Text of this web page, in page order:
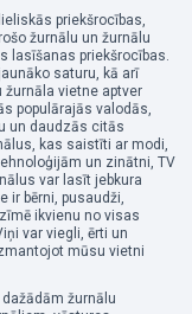
priekšrocības,
žurnālu un žurnālu
lasīšanas priekšrocības.
saturu, kā arī
vietne aptver
populārajās valodās,
un daudzās citās
kas saistīti ar modi,
un zinātni, TV
var lasīt jebkura
ir bērni, pusaudži,
ikvienu no visas
var viegli, ērti un
mūsu vietni
žurnālu